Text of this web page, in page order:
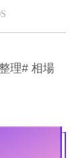
理# 相場